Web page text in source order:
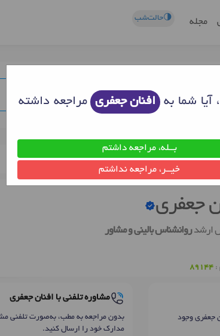
مجله 🌗حالت‌شب
قم افنان جعفری
جعفری
ارشدروانشناس بالینی و مشاور
:
89144
جعفری وجود
مشاوره تلفنی با افنان جعفری
بدون مراجعه به مطب، به‌صورت تلفنی
مدارک خود را ارسال کنید.
آیا شما به افنان جعفری مراجعه داشته
بــله، مراجعه داشتم
خیــر، مراجعه نداشتم